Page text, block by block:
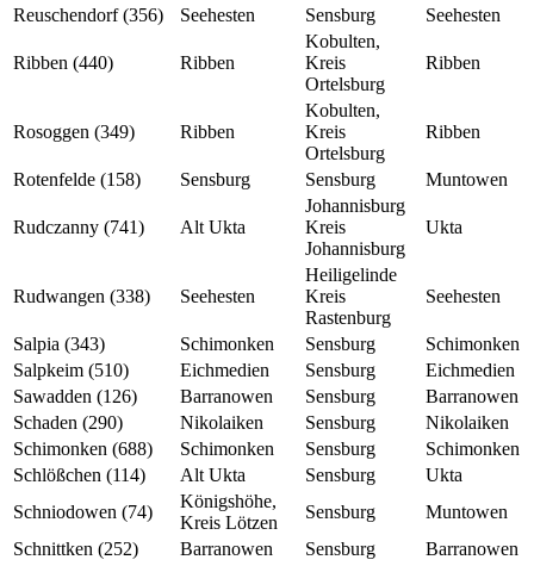
Reuschendorf (356) Seehesten Sensburg Seehesten
Ribben (440) Ribben
Kobulten,
Kreis
Ortelsburg
Ribben
Rosoggen (349) Ribben
Kobulten,
Kreis
Ortelsburg
Ribben
Rotenfelde (158) Sensburg Sensburg Muntowen
Rudczanny (741) Alt Ukta
Johannisburg
Kreis
Johannisburg
Ukta
Rudwangen (338) Seehesten
Heiligelinde
Kreis
Rastenburg
Seehesten
Salpia (343) Schimonken Sensburg
Schimonken
Salpkeim (510)
Eichmedien Sensburg
Eichmedien
Sawadden (126)
Barranowen Sensburg
Barranowen
Schaden (290)
Nikolaiken Sensburg
Nikolaiken
Schimonken (688)
Schimonken Sensburg
Schimonken
Schlößchen (114)
Alt Ukta Sensburg
Ukta
Schniodowen (74)
Königshöhe,
Kreis Lötzen
Sensburg
Muntowen
Schnittken (252)
Barranowen Sensburg
Barranowen